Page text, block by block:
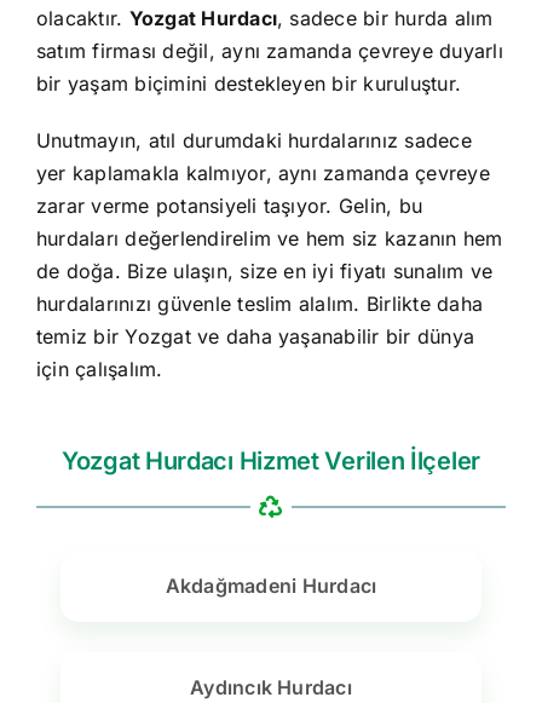
olacaktır. Yozgat Hurdacı, sadece bir hurda alım
satım firması değil, aynı zamanda çevreye duyarlı
bir yaşam biçimini destekleyen bir kuruluştur.
Unutmayın, atıl durumdaki hurdalarınız sadece
yer kaplamakla kalmıyor, aynı zamanda çevreye
zarar verme potansiyeli taşıyor. Gelin, bu
hurdaları değerlendirelim ve hem siz kazanın hem
de doğa. Bize ulaşın, size en iyi fiyatı sunalım ve
hurdalarınızı güvenle teslim alalım. Birlikte daha
temiz bir Yozgat ve daha yaşanabilir bir dünya
için çalışalım.
Yozgat Hurdacı Hizmet Verilen İlçeler
Akdağmadeni Hurdacı
Aydıncık Hurdacı